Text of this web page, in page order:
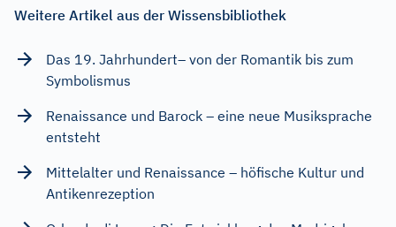
Weitere Artikel aus der Wissensbibliothek
Das 19. Jahrhundert– von der Romantik bis zum
Symbolismus
Renaissance und Barock – eine neue Musiksprache
entsteht
Mittelalter und Renaissance – höfische Kultur und
Antikenrezeption